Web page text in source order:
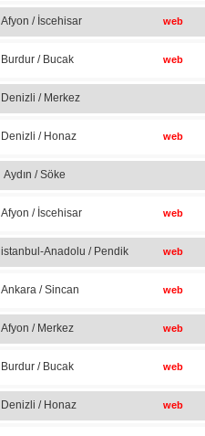
Afyon / İscehisar web
Burdur / Bucak web
Denizli / Merkez
Denizli / Honaz web
Aydın / Söke
Afyon / İscehisar web
istanbul-Anadolu / Pendik web
Ankara / Sincan web
Afyon / Merkez web
Burdur / Bucak web
Denizli / Honaz web